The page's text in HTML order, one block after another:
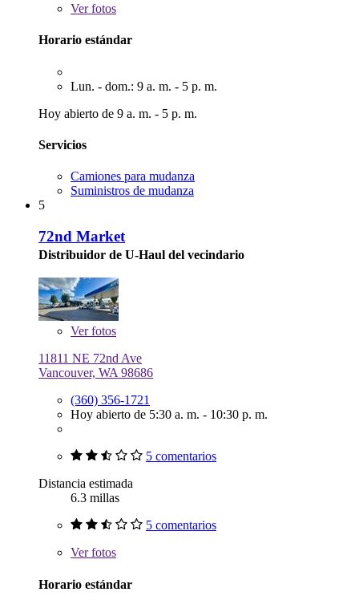
Verfotos
Horario estándar
Lun. - dom.: 9 a. m. - 5 p. m.
Hoy abierto de 9 a. m. - 5 p. m.
Servicios
Camiones para mudanza
Suministros de mudanza
5
72nd Market
Distribuidor de U-Haul del vecindario
Verfotos
11811 NE 72nd Ave
Vancouver, WA 98686
(360) 356-1721
Hoy abierto de 5:30 a. m. - 10:30 p. m.
5 comentarios
Distancia estimada
6.3 millas
5 comentarios
Verfotos
Horario estándar